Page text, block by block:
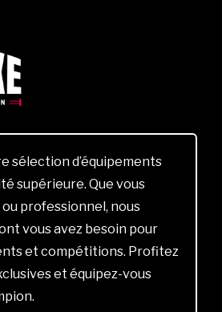
sélection d’équipements
supérieure. Que vous
professionnel, nous
vous avez besoin pour
et compétitions. Profitez
et équipez-vous